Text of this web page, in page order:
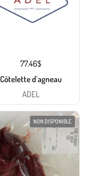
77.46$
Côtelette d'agneau
ADEL
NON DISPONIBLE